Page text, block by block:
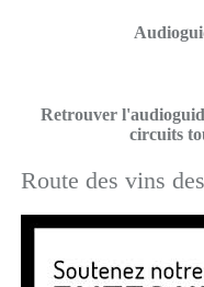
Retrouver
circuits
Route des vins